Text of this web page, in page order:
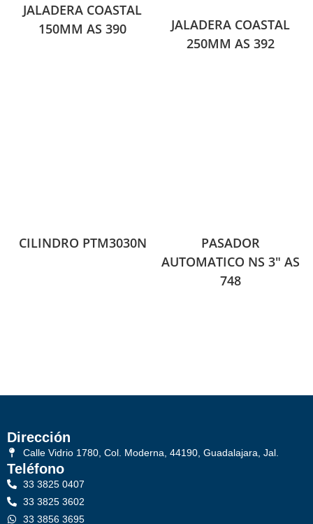
JALADERA COASTAL
150MM AS 390
JALADERA COASTAL
250MM AS 392
CILINDRO PTM3030N
PASADOR
AUTOMATICO NS 3″ AS
748
Dirección
Calle Vidrio 1780, Col. Moderna, 44190, Guadalajara, Jal.
Teléfono
33 3825 0407
33 3825 3602
33 3856 3695